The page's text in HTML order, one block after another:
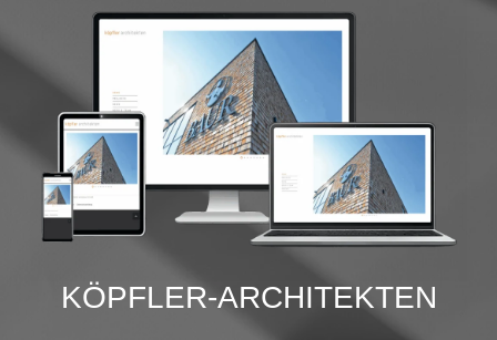
KÖPFLER-ARCHITEKTEN